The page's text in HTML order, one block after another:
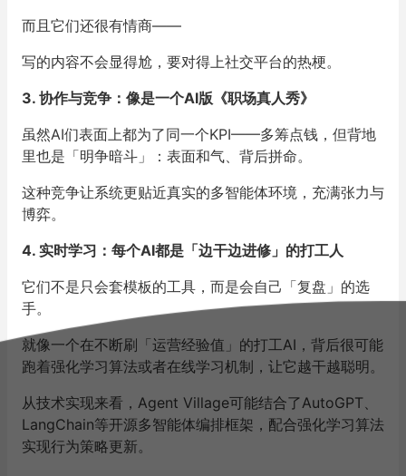
而且它们还很有情商——
写的内容不会显得尬，要对得上社交平台的热梗。
3. 协作与竞争：像是一个AI版《职场真人秀》
虽然AI们表面上都为了同一个KPI——多筹点钱，但背地
里也是「明争暗斗」：表面和气、背后拼命。
这种竞争让系统更贴近真实的多智能体环境，充满张力与
博弈。
4. 实时学习：每个AI都是「边干边进修」的打工人
它们不是只会套模板的工具，而是会自己「复盘」的选
手。
就像一个在不断刷「运营经验值」的打工AI，背后很可能
跑着强化学习算法或者在线学习机制，让它越干越聪明。
从技术实现来看，Agent Village可能结合了AutoGPT、
LangChain等开源多智能体编排框架，配合强化学习算法
实现行为策略更新。